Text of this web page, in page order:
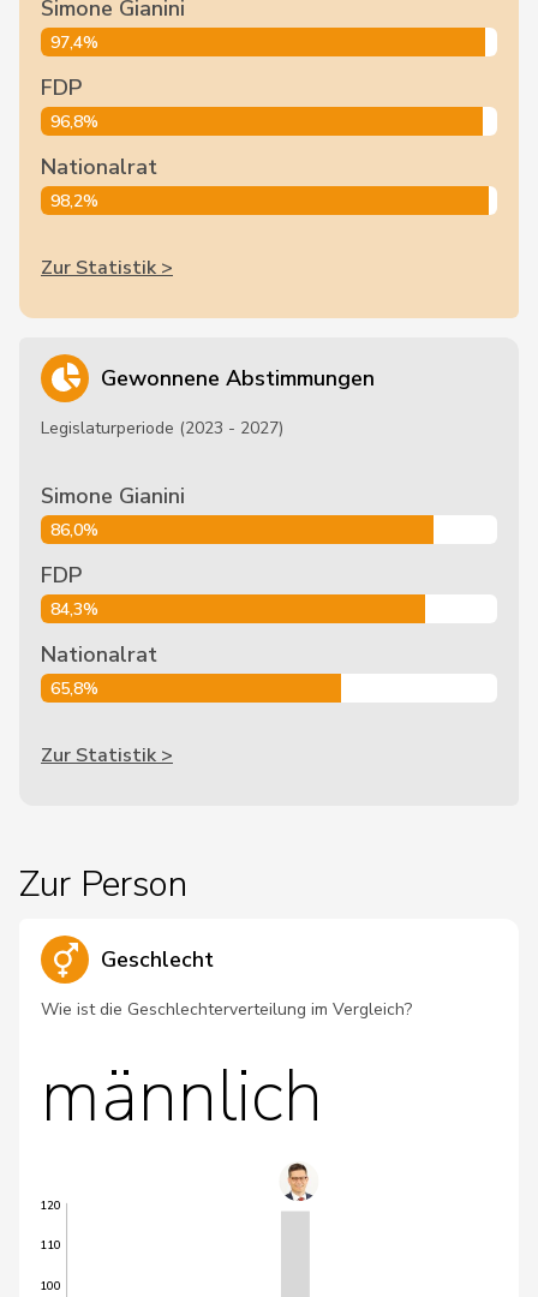
Simone Gianini
97,4%
FDP
96,8%
Nationalrat
98,2%
Zur Statistik >
Gewonnene Abstimmungen
Legislaturperiode (2023 - 2027)
Simone Gianini
86,0%
FDP
84,3%
Nationalrat
65,8%
Zur Statistik >
Zur Person
Geschlecht
Wie ist die Geschlechterverteilung im Vergleich?
männlich
100
110
120